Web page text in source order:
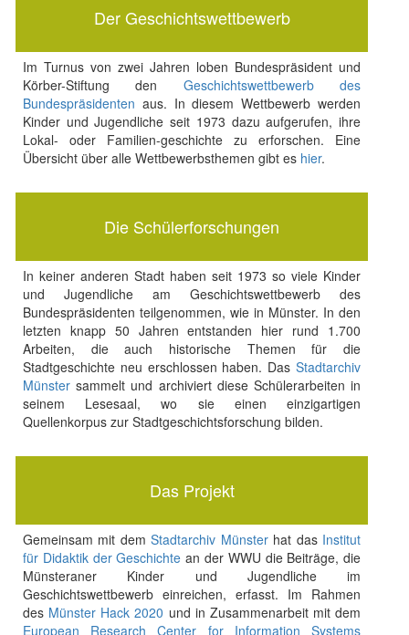
Der Geschichtswettbewerb
Im Turnus von zwei Jahren loben Bundespräsident und
Körber-Stiftung den Geschichtswettbewerb des
Bundespräsidenten aus. In diesem Wettbewerb werden
Kinder und Jugendliche seit 1973 dazu aufgerufen, ihre
Lokal- oder Familien-geschichte zu erforschen. Eine
Übersicht über alle Wettbewerbsthemen gibt es hier.
Die Schülerforschungen
In keiner anderen Stadt haben seit 1973 so viele Kinder
und Jugendliche am Geschichtswettbewerb des
Bundespräsidenten teilgenommen, wie in Münster. In den
letzten knapp 50 Jahren entstanden hier rund 1.700
Arbeiten, die auch historische Themen für die
Stadtgeschichte neu erschlossen haben. DasStadtarchiv
Münstersammelt und archiviert diese Schülerarbeiten in
seinem Lesesaal, wo sie einen einzigartigen
Quellenkorpus zur Stadtgeschichtsforschung bilden.
Das Projekt
Gemeinsam mit demStadtarchiv Münsterhat das Institut
für Didaktik der Geschichte an der WWU die Beiträge, die
Münsteraner Kinder und Jugendliche im
Geschichtswettbewerb einreichen, erfasst. Im Rahmen
des Münster Hack 2020 und in Zusammenarbeit mit dem
European Research Center for Information Systems